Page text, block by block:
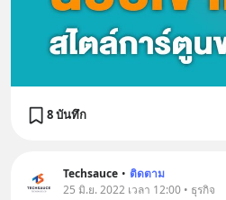
8 บันทึก
Techsauce • ติดตาม
25 มิ.ย. 2022 เวลา 12:00 • ธุรกิจ